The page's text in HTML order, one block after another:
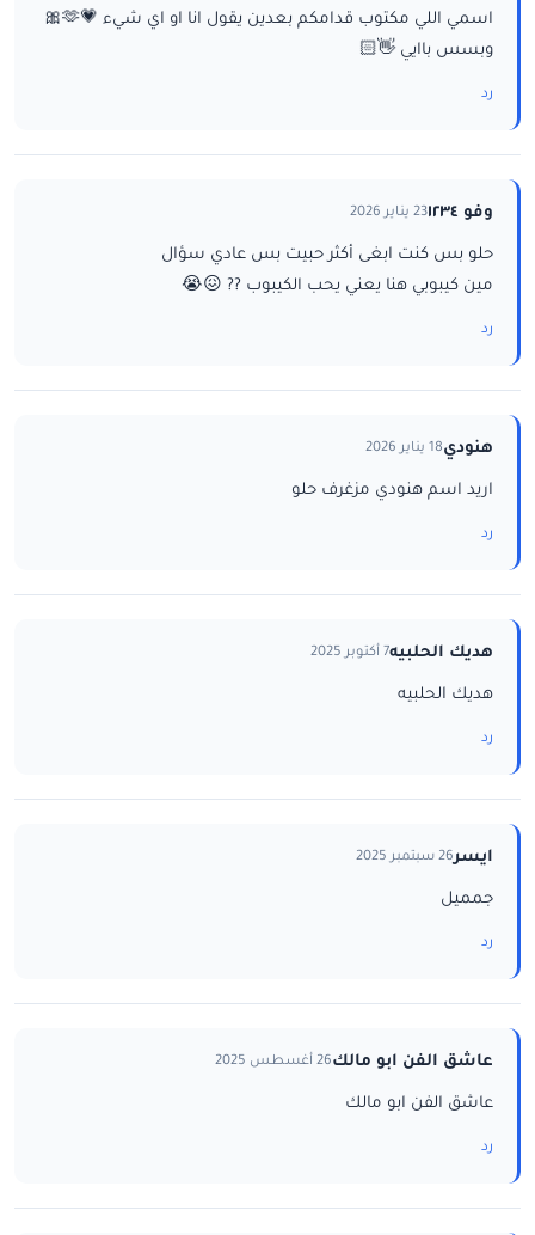
اسمي اللي مكتوب قدامكم بعدين يقول انا او اي شيء 💗🫶🎀
وبسس باايي 👋🏻
رد
وفو ١٢٣٤ 23 يناير 2026
حلو بس كنت ابغى أكثر حبيت بس عادي سؤال
مين كيبوبي هنا يعني يحب الكيبوب ?? 😖😭
رد
هنودي18 يناير 2026
اريد اسم هنودي مزغرف حلو
رد
هديك الحلبيه7 أكتوبر 2025
هديك الحلبيه
رد
ايسر26 سبتمبر 2025
جمميل
رد
عاشق الفن ابو مالك26 أغسطس 2025
عاشق الفن ابو مالك
رد